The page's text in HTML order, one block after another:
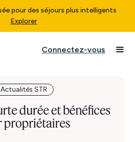
pour des séjours plus intelligents
Explorer
Connectez-vous
Actualités STR
durée et bénéfices
propriétaires